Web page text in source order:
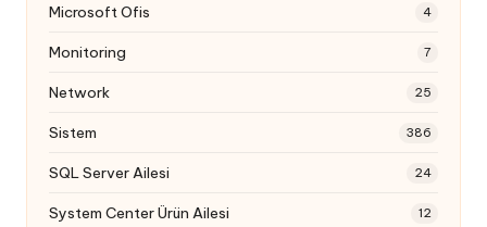
Microsoft Ofis 4
Monitoring 7
Network 25
Sistem 386
SQL Server Ailesi 24
System Center Ürün Ailesi 12